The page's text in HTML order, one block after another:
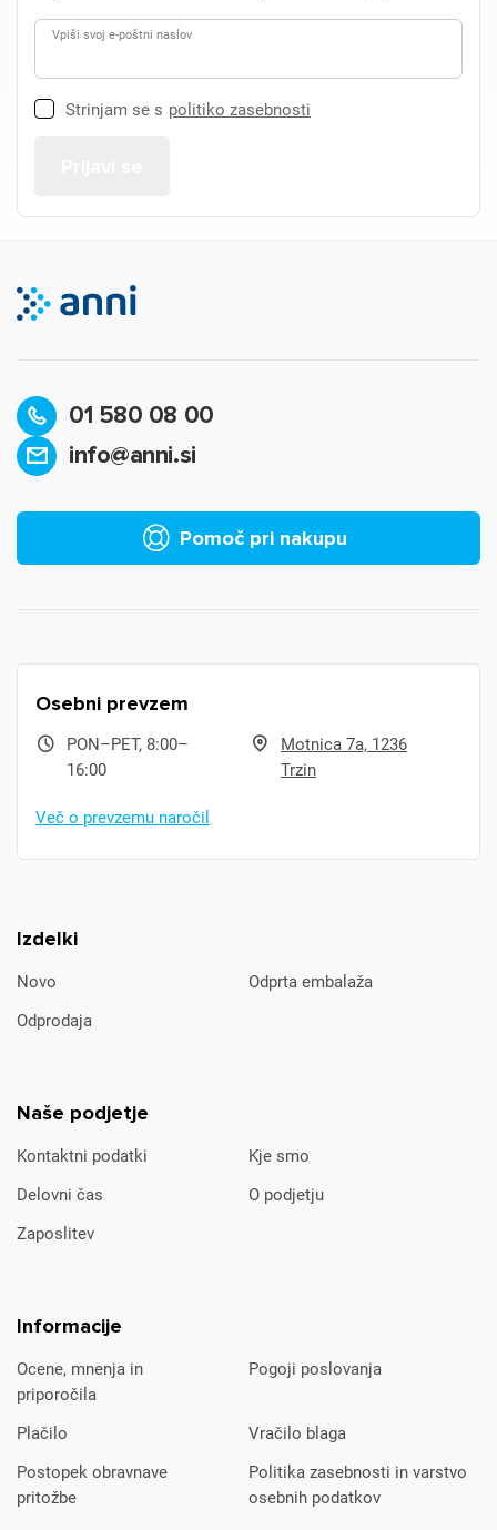
Vpiši svoj e-poštni naslov
Strinjam se s politiko zasebnosti
01 580 08 00
info@anni.si
Pomoč pri nakupu
Izdelki
Novo
Odprta embalaža
Odprodaja
Naše podjetje
Kontaktni podatki
Kje smo
Delovni čas
O podjetju
Zaposlitev
Informacije
Ocene, mnenja in
priporočila
Pogoji poslovanja
Plačilo
Vračilo blaga
Postopek obravnave
pritožbe
Politika zasebnosti in varstvo
osebnih podatkov
Osebni prevzem
PON–PET, 8:00–
16:00
Motnica 7a, 1236
Trzin
Več o prevzemu naročil